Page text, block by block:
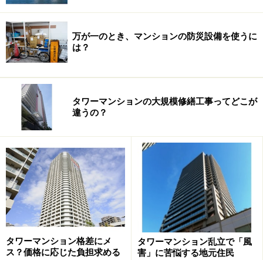
万が一のとき、マンションの防災設備を使うに
は？
タワーマンションの大規模修繕工事ってどこが
違うの？
タワーマンション格差にメ
ス？価格に応じた負担求める
タワーマンション乱立で「風
害」に苦悩する地元住民